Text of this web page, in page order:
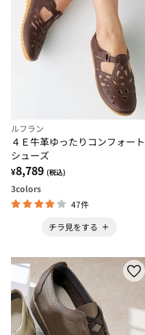
ルフラン
４Ｅ牛革ゆったりコンフォート
シューズ
¥8,789 (税込)
3colors
47件
チラ見をする